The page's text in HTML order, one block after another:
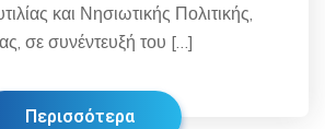
και Νησιωτικής Πολιτικής,
σε συνέντευξή του […]
Περισσότερα